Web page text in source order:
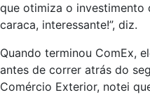
que otimiza o investimento
caraca, interessante!”, diz.
Quando terminou ComEx,
antes de correr atrás do
Comércio Exterior, notei